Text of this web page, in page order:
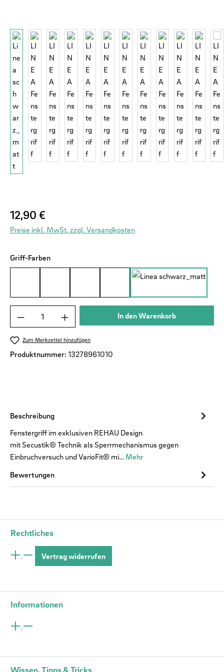
Regulärer Preis:
12,90 €
Preise inkl. MwSt. zzgl. Versandkosten
Griff-Farbenauswählen
Produkt Anzahl: Gib den gewünschten Wert
In den Warenkorb
Zum Merkzettel hinzufügen
Produktnummer: 13278961010
Beschreibung
​ Fenstergriff im exklusiven REHAU Design
mit Secustik® Technik als Sperrmechanismus gegen
Einbruchversuch und VarioFit® mi… Mehr
Bewertungen
Rechtliches
Vertrag widerrufen
Informationen
Wissen, Tipps & Tricks